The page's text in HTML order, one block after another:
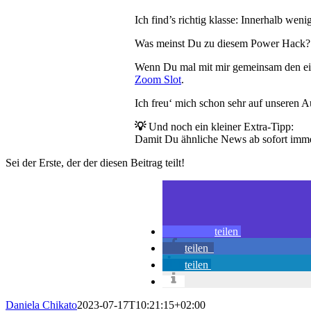
Ich find’s richtig klasse: Innerhalb
Was meinst Du zu diesem Power
Wenn Du mal mit mir gemeinsam den
Zoom Slot.
Ich freu‘ mich schon sehr auf unseren
💡Und noch ein kleiner Extra-Tipp:
Damit Du ähnliche News ab sofort
Sei der Erste, der der diesen Beitrag teilt!
teilen
teilen
teilen
Daniela Chikato2023-07-17T10:21:15+02:00